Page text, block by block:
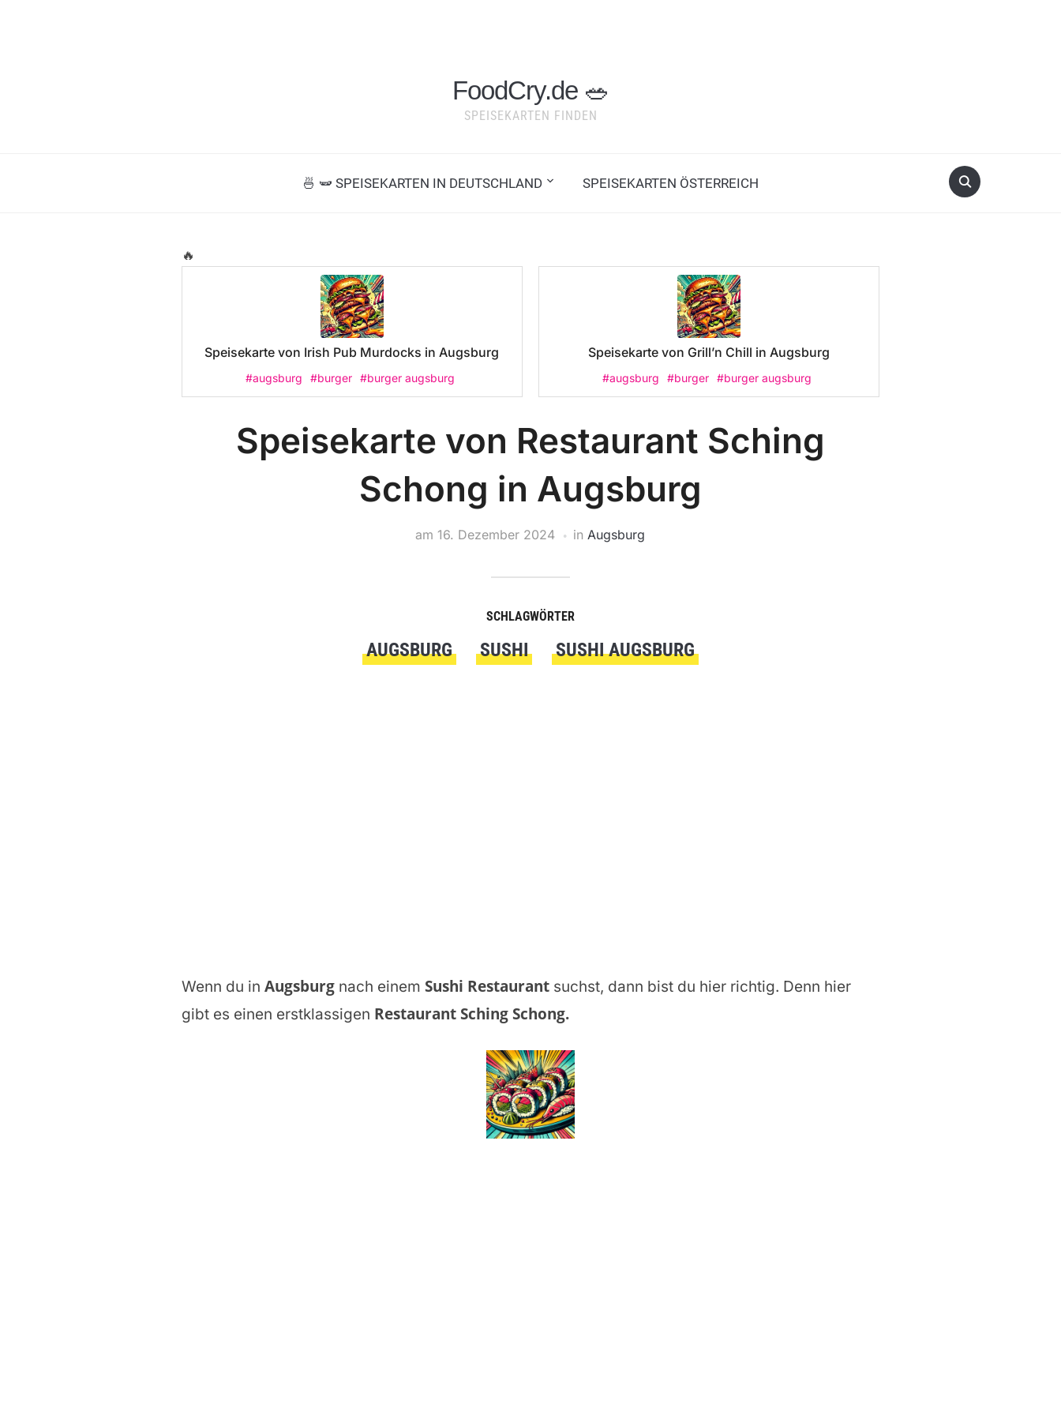
FoodCry.de 🥗
SPEISEKARTEN FINDEN
🍜 🫛 SPEISEKARTEN IN DEUTSCHLAND SPEISEKARTEN ÖSTERREICH
🔥
Speisekarte von Irish Pub Murdocks in Augsburg
#augsburg #burger #burger augsburg
Speisekarte von Grill’n Chill in Augsburg
#augsburg #burger #burger augsburg
Speisekarte von Restaurant Sching
Schong in Augsburg
am 16. Dezember 2024 inAugsburg
SCHLAGWÖRTER
AUGSBURG SUSHI SUSHI AUGSBURG
Wenn du in Augsburgnach einem Sushi Restaurant suchst, dann bist du hier richtig. Denn hier
gibt es einen erstklassigen Restaurant Sching Schong.